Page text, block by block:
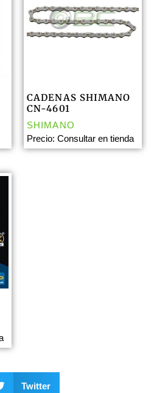
CADENAS SHIMANO
CN-4601
SHIMANO
Precio: Consultar en tienda
Twitter